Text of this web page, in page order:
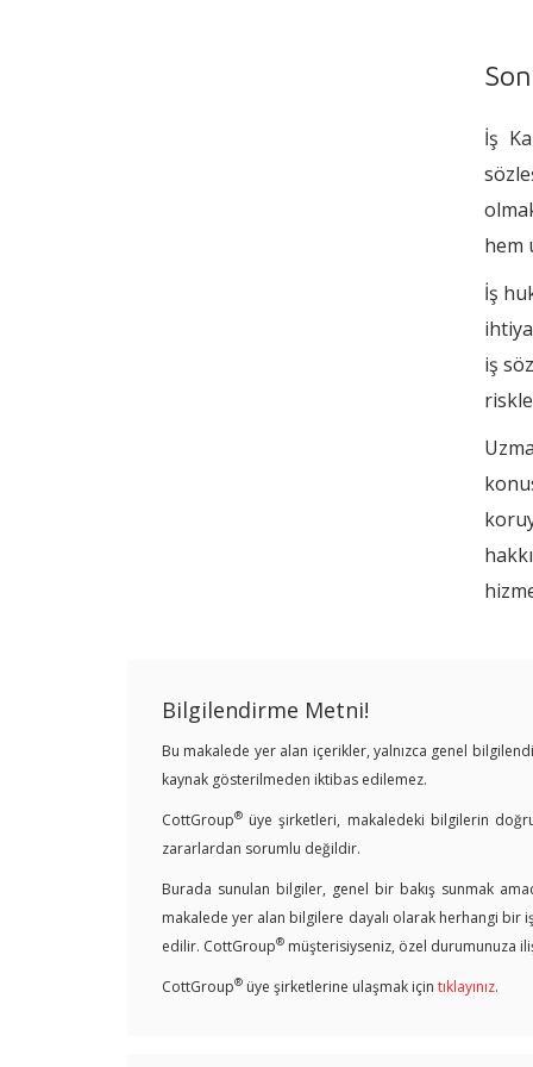
İş
hem
İş
iş
Bilgilendirme Metni!
Bu makalede yer alan içerikler, yalnızca genel
kaynak gösterilmeden iktibas edilemez.
CottGroup® üye şirketleri, makaledeki bilgilerin
zararlardan sorumlu değildir.
Burada sunulan bilgiler, genel bir bakış sunmak
makalede yer alan bilgilere dayalı olarak herhangi bir
edilir. CottGroup® müşterisiyseniz, özel durumunuza
CottGroup® üye şirketlerine ulaşmak için tıklayınız.